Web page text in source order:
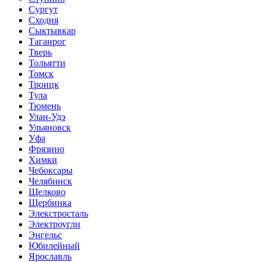
Сургут
Сходня
Сыктывкар
Таганрог
Тверь
Тольятти
Томск
Троицк
Тула
Тюмень
Улан-Удэ
Ульяновск
Уфа
Фрязино
Химки
Чебоксары
Челябинск
Щелково
Щербинка
Элекстросталь
Электроугли
Энгельс
Юбилейный
Ярославль